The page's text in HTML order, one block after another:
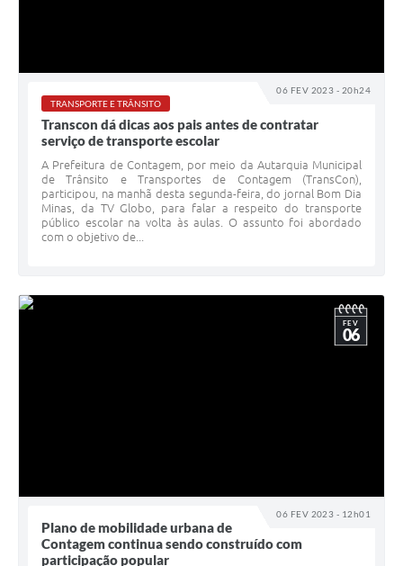
06 FEV 2023 - 20h24
TRANSPORTE E TRÂNSITO
Transcon dá dicas aos pais antes de contratar
serviço de transporte escolar
A Prefeitura de Contagem, por meio da Autarquia Municipal
de Trânsito e Transportes de Contagem (TransCon),
participou, na manhã desta segunda-feira, do jornal Bom Dia
Minas, da TV Globo, para falar a respeito do transporte
público escolar na volta às aulas. O assunto foi abordado
com o objetivo de...
06 FEV 2023 - 12h01
FEV
06
Plano de mobilidade urbana de
Contagem continua sendo construído com
participação popular